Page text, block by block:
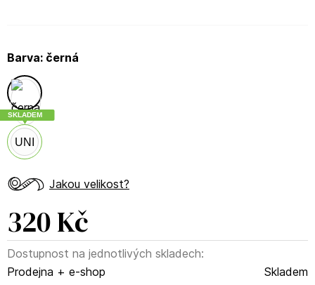
Barva: černá
UNI
SKLADEM
Jakou velikost?
320 Kč
Dostupnost na jednotlivých skladech:
Prodejna + e-shop
Skladem